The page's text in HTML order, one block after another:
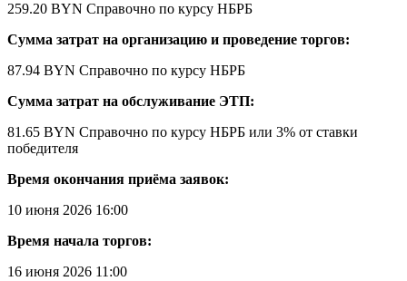
259.20 BYN Справочно по курсу НБРБ
Сумма затрат на организацию и проведение торгов:
87.94 BYN Справочно по курсу НБРБ
Сумма затрат на обслуживание ЭТП:
81.65 BYN Справочно по курсу НБРБ или 3% от ставки
победителя
Время окончания приёма заявок:
10 июня 2026 16:00
Время начала торгов:
16 июня 2026 11:00